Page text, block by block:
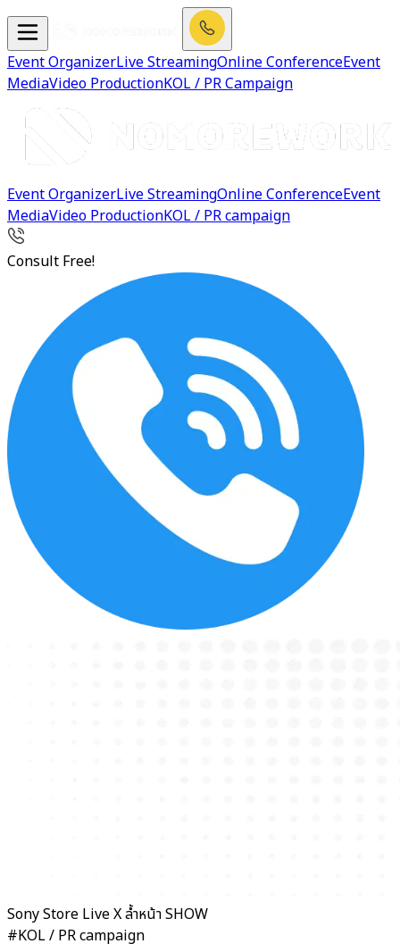
Event OrganizerLive StreamingOnline ConferenceEvent
MediaVideo ProductionKOL / PR Campaign
Event OrganizerLive StreamingOnline ConferenceEvent
MediaVideo ProductionKOL / PR campaign
Consult Free!
Sony Store Live X ล้ำหน้า SHOW
#KOL / PR campaign